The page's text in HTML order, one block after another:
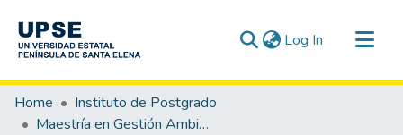
Log In (current)
Communities & Collections
All of DSpace
Home
Instituto de Postgrado
Maestría en Gestión Ambiental